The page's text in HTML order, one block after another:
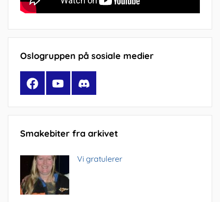
Oslogruppen på sosiale medier
FacebookYouTubeDiscord
Smakebiter fra arkivet
Vi gratulerer